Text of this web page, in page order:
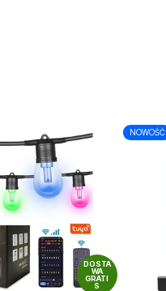
DOSTA
WA
GRATI
S
NOWOŚĆ